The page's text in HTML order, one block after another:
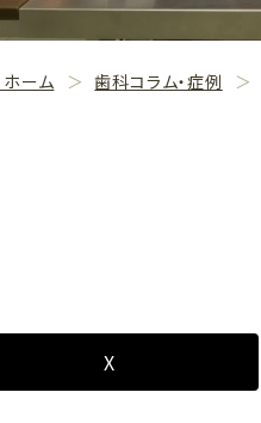
ホーム 歯科コラム・症例
X